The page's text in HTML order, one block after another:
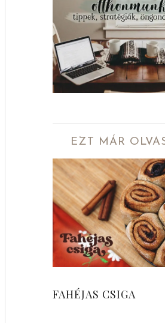
EZT MÁR
FAHÉJAS CSIGA